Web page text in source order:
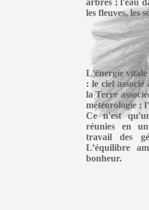
arbres ; l'eau
les fleuves, les
L'énergie vitale
: le ciel
la Terre
météorologie ;
Ce n'est
réunies en
travail des
L’équilibre
bonheur.